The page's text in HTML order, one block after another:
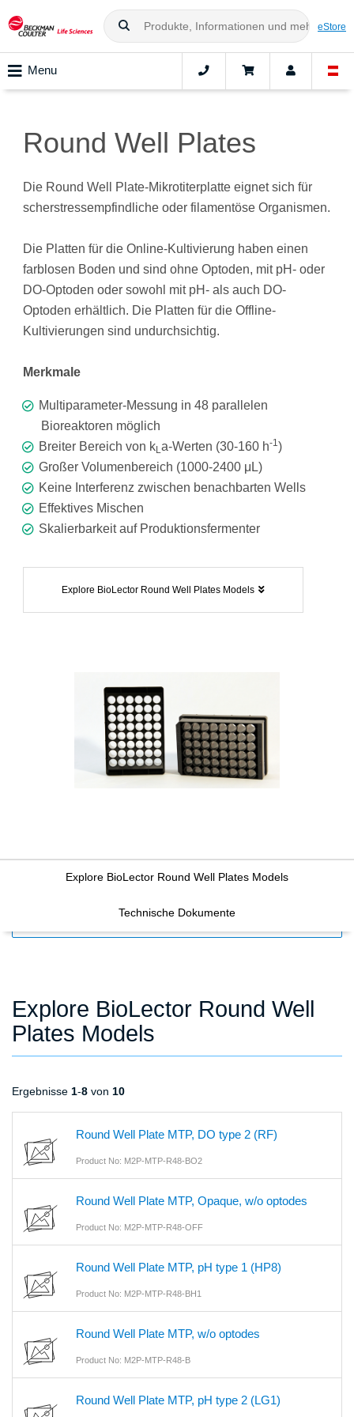
eStore
Menu
Round Well Plates
Die Round Well Plate-Mikrotiterplatte eignet sich für
scherstressempfindliche oder filamentöse Organismen.
Die Platten für die Online-Kultivierung haben einen
farblosen Boden und sind ohne Optoden, mit pH- oder
DO-Optoden oder sowohl mit pH- als auch DO-
Optoden erhältlich. Die Platten für die Offline-
Kultivierungen sind undurchsichtig.
Merkmale
Multiparameter-Messung in 48 parallelen
Bioreaktoren möglich
Breiter Bereich von kLa-Werten (30-160 h-1)
Großer Volumenbereich (1000-2400 μL)
Keine Interferenz zwischen benachbarten Wells
Effektives Mischen
Skalierbarkeit auf Produktionsfermenter
Explore BioLector Round Well Plates Models
Explore BioLector Round Well Plates Models
Technische Dokumente
Explore BioLector Round Well
Plates Models
Ergebnisse 1-8 von 10
Round Well Plate MTP, DO type 2 (RF)
Product No: M2P-MTP-R48-BO2
Round Well Plate MTP, Opaque, w/o optodes
Product No: M2P-MTP-R48-OFF
Round Well Plate MTP, pH type 1 (HP8)
Product No: M2P-MTP-R48-BH1
Round Well Plate MTP, w/o optodes
Product No: M2P-MTP-R48-B
Round Well Plate MTP, pH type 2 (LG1)